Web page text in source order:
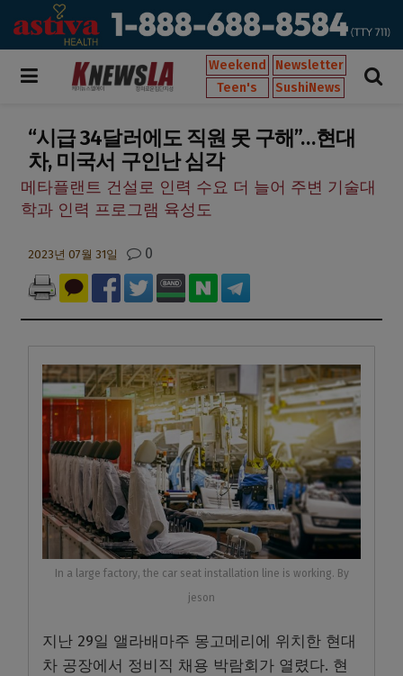
Weekend
Newsletter
Teen's
SushiNews
“시급 34달러에도 직원 못 구해”…현대
차, 미국서 구인난 심각
메타플랜트 건설로 인력 수요 더 늘어 주변 기술대
학과 인력 프로그램 육성도
2023년 07월 31일 0
In a large factory, the car seat installation line is working. By
jeson
지난 29일 앨라배마주 몽고메리에 위치한 현대
차 공장에서 정비직 채용 박람회가 열렸다. 현